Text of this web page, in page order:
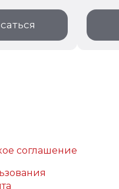
соглашение